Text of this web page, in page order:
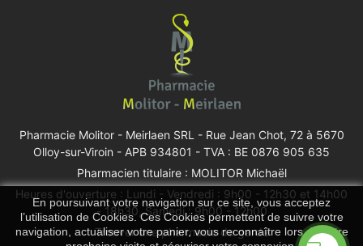
En poursuivant votre navigation sur ce site, vous acceptez
l’utilisation de Cookies. Ces Cookies permettent de suivre votre
navigation, actualiser votre panier, vous reconnaître lors de votre
Pharmacie Molitor - Meirlaen SRL - Rue Jean Chot, 72 à 5670
Olloy-sur-Viroin - APB 934801 - TVA : BE 0876 905 635
Pharmacien titulaire : MOLITOR Michaël
Heures d'ouverture : Lundi - Vendredi : 9h00 - 12h30 et 14h00
- 18h30, Samedi : 9h00 - 12h00
Trouver une pharmacie de garde